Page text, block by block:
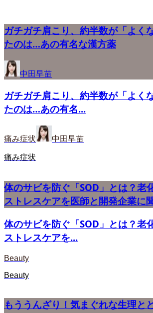
ガチガチ肩こり、約半数が「よく
たのは…あの有名な漢方薬
中田早苗
ガチガチ肩こり、約半数が「よく
たのは…あの有名...
痛み症状 中田早苗
痛み症状
体のサビを防ぐ「SOD」とは？老
ストレスケアを医師と開発企業に
体のサビを防ぐ「SOD」とは？老
ストレスケアを...
Beauty
Beauty
もううんざり！気まぐれな生理と